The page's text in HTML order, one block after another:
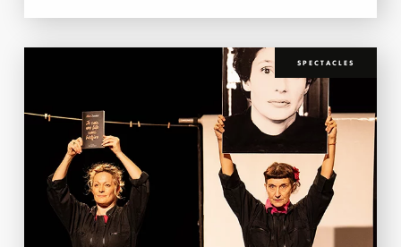
SPECTACLES